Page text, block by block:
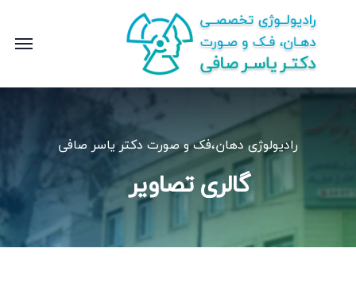
رادیولوژی دهان،فک و صورت دکتر یاسر صافی
گالری تصاویر